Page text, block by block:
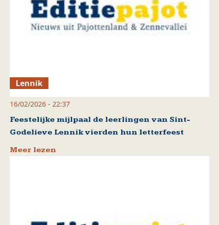
Lennik
16/02/2026 - 22:37
Feestelijke mijlpaal de leerlingen van Sint-
Godelieve Lennik vierden hun letterfeest
Meer lezen